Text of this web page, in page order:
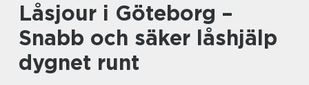
Låsjour i Göteborg –
Snabb och säker låshjälp
dygnet runt